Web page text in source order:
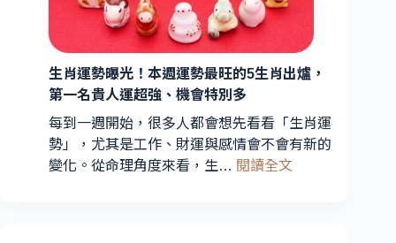
到
來，
3
座
運
勢
星
座
運
最
旺、
生肖運勢曝光！本週運勢最旺的5生肖出爐，
第一名貴人運超強、機會特別多
每到一週開始，很多人都會想先看看「生肖運
勢」，尤其是工作、財運與感情會不會有新的
變化。從命理角度來看，生… 閱讀全文: